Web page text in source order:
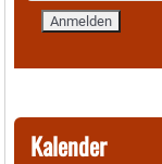
Kalender